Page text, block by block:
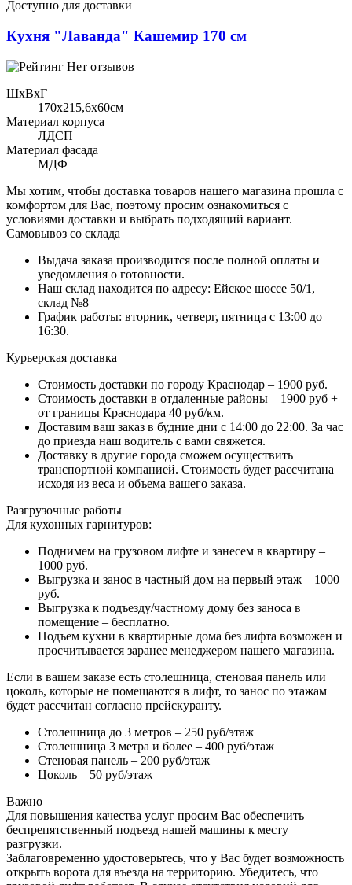
Доступно для доставки
Кухня "Лаванда" Кашемир 170 см
Нет отзывов
ШхВхГ
170x215,6х60см
Материал корпуса
ЛДСП
Материал фасада
МДФ
Мы хотим, чтобы доставка товаров нашего магазина прошла с
комфортом для Вас, поэтому просим ознакомиться с
условиями доставки и выбрать подходящий вариант.
Самовывоз со склада
Выдача заказа производится после полной оплаты и
уведомления о готовности.
Наш склад находится по адресу: Ейское шоссе 50/1,
склад №8
График работы: вторник, четверг, пятница с 13:00 до
16:30.
Курьерская доставка
Стоимость доставки по городу Краснодар – 1900 руб.
Стоимость доставки в отдаленные районы – 1900 руб +
от границы Краснодара 40 руб/км.
Доставим ваш заказ в будние дни с 14:00 до 22:00. За час
до приезда наш водитель с вами свяжется.
Доставку в другие города сможем осуществить
транспортной компанией. Стоимость будет рассчитана
исходя из веса и объема вашего заказа.
Разгрузочные работы
Для кухонных гарнитуров:
Поднимем на грузовом лифте и занесем в квартиру –
1000 руб.
Выгрузка и занос в частный дом на первый этаж – 1000
руб.
Выгрузка к подъезду/частному дому без заноса в
помещение – бесплатно.
Подъем кухни в квартирные дома без лифта возможен и
просчитывается заранее менеджером нашего магазина.
Если в вашем заказе есть столешница, стеновая панель или
цоколь, которые не помещаются в лифт, то занос по этажам
будет рассчитан согласно прейскуранту.
Столешница до 3 метров – 250 руб/этаж
Столешница 3 метра и более – 400 руб/этаж
Стеновая панель – 200 руб/этаж
Цоколь – 50 руб/этаж
Важно
Для повышения качества услуг просим Вас обеспечить
беспрепятственный подъезд нашей машины к месту
разгрузки.
Заблаговременно удостоверьтесь, что у Вас будет возможность
открыть ворота для въезда на территорию. Убедитесь, что